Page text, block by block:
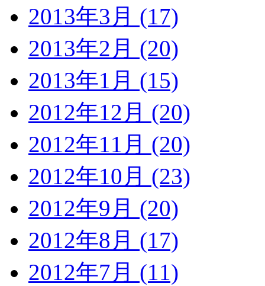
2013年3月 (17)
2013年2月 (20)
2013年1月 (15)
2012年12月 (20)
2012年11月 (20)
2012年10月 (23)
2012年9月 (20)
2012年8月 (17)
2012年7月 (11)